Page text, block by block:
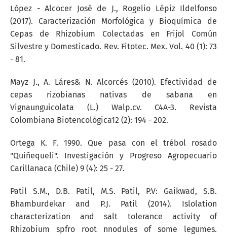
López - Alcocer José de J., Rogelio Lépiz Ildelfonso
(2017). Caracterización Morfológica y Bioquímica de
Cepas de Rhizobium Colectadas en Frijol Común
Silvestre y Domesticado. Rev. Fitotec. Mex. Vol. 40 (1): 73
- 81.
Mayz J., A. Láres& N. Alcorcés (2010). Efectividad de
cepas rizobianas nativas de sabana en
Vignaunguicolata (L.) Walp.cv. C4A-3. Revista
Colombiana Biotencológica12 (2): 194 - 202.
Ortega K. F. 1990. Que pasa con el trébol rosado
"Quiñequeli". Investigación y Progreso Agropecuario
Carillanaca (Chile) 9 (4): 25 - 27.
Patil S.M., D.B. Patil, M.S. Patil, P.V: Gaikwad, S.B.
Bhamburdekar and P.J. Patil (2014). Islolation
characterization and salt tolerance activity of
Rhizobium spfro root nnodules of some legumes.